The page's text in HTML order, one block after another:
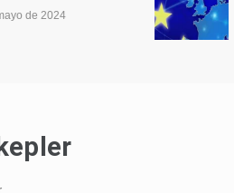
de 2024
kepler